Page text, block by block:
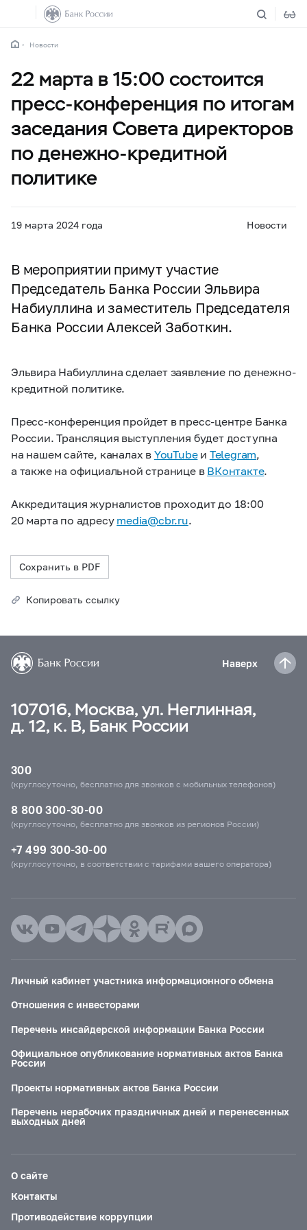
Новости
22 марта в 15:00 состоится
пресс-конференция по итогам
заседания Совета директоров
по денежно-кредитной
политике
19 марта 2024 года Новости
В мероприятии примут участие
Председатель Банка России Эльвира
Набиуллина и заместитель Председателя
Банка России Алексей Заботкин.
Эльвира Набиуллина сделает заявление по денежно-
кредитной политике.
Пресс-конференция пройдет в пресс-центре Банка
России. Трансляция выступления будет доступна
на нашем сайте, каналах в YouTubeи Telegram,
а также на официальной странице в ВКонтакте.
Аккредитация журналистов проходит до 18:00
20 марта по адресу media@cbr.ru.
Сохранить в PDF
Копировать ссылку
Наверх
107016, Москва, ул. Неглинная,
д. 12, к. В, Банк России
300
(круглосуточно, бесплатно для звонков с мобильных телефонов)
8 800 300-30-00
(круглосуточно, бесплатно для звонков из регионов России)
+7 499 300-30-00
(круглосуточно, в соответствии с тарифами вашего оператора)
Личный кабинет участника информационного обмена
Отношения с инвесторами
Перечень инсайдерской информации Банка России
Официальное опубликование нормативных актов Банка
России
Проекты нормативных актов Банка России
Перечень нерабочих праздничных дней и перенесенных
выходных дней
О сайте
Контакты
Противодействие коррупции